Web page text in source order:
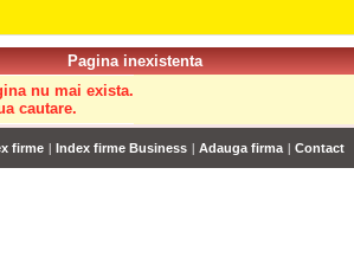
Pagina inexistenta
nu mai exista.
cautare.
firme | Index firme Business | Adauga firma | Contact